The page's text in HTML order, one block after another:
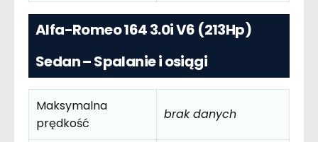
Alfa-Romeo 164 3.0i V6 (213Hp)
Sedan – Spalanie i osiągi
Maksymalna
prędkość
brak danych